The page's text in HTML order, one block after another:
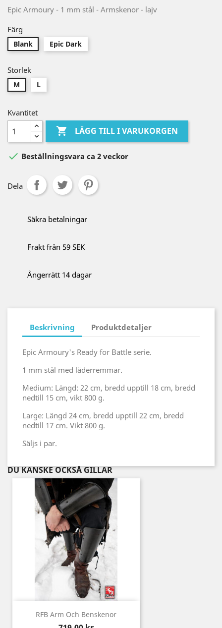
Epic Armoury - 1 mm stål - Armskenor - lajv
Färg
Blank Epic Dark
Storlek
M L
Kvantitet
 LÄGG TILL I VARUKORGEN
 Beställningsvara ca 2 veckor
Dela
Säkra betalningar
Frakt från 59 SEK
Ångerrätt 14 dagar
Beskrivning Produktdetaljer
Epic Armoury's Ready for Battle serie.
1 mm stål med läderremmar.
Medium: Längd: 22 cm, bredd upptill 18 cm, bredd
nedtill 15 cm, vikt 800 g.
Large: Längd 24 cm, bredd upptill 22 cm, bredd
nedtill 17 cm. Vikt 800 g.
Säljs i par.
DU KANSKE OCKSÅ GILLAR
RFB Arm Och Benskenor